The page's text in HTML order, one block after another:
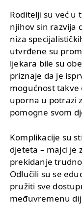
Roditelji su već u
njihov sin razvija
niza
utvrđene su
ljekara bile su
priznaje da je
mogućnost takve
uporna u potrazi
pomogne svom
Komplikacije su
djeteta – majci je
prekidanje
Odlučili su se
pružiti sve
međuvremenu